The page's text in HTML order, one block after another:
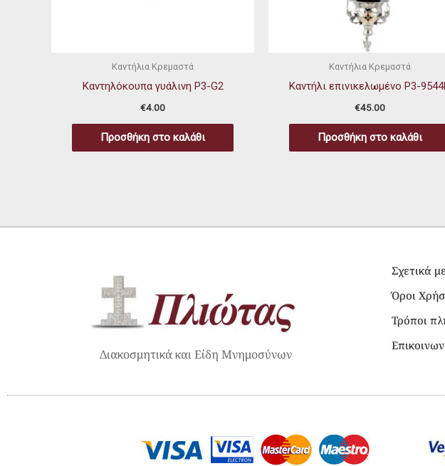
Καντήλια Κρεμαστά
Καντηλόκουπα γυάλινη P3-G2
€4.00
Προσθήκη στο καλάθι
Καντήλια Κρεμαστά
Καντήλι επινικελωμένο P3-
€45.00
Προσθήκη στο καλάθι
Διακοσμητικά και Είδη Μνημοσύνων
Σχετικά
Όροι
Τρόποι